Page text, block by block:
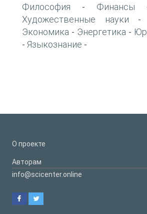
Философия - Финансы
Художественные науки -
Экономика - Энергетика -
- Языкознание -
О проекте
Авторам
info@scicenter.online